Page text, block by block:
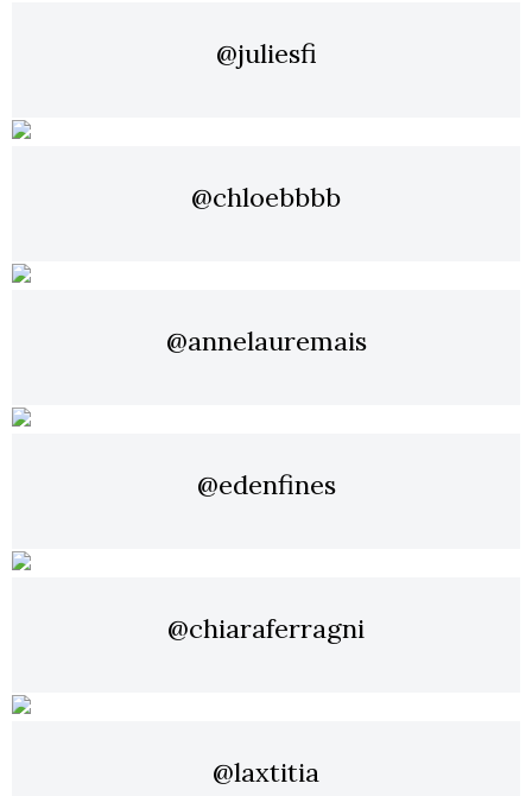
@juliesfi
@chloebbbb
@annelauremais
@edenfines
@chiaraferragni
@laxtitia